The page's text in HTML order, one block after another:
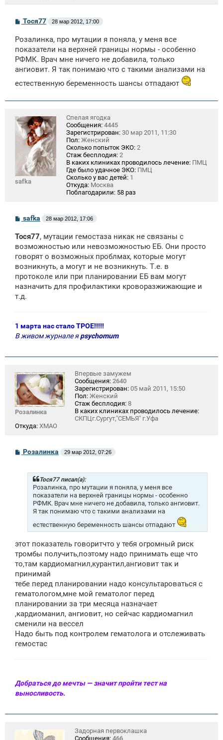
С
б
щ
е
н
и
Тося77 28 мар 2012, 17:00
Розалинка, про мутации я поняла, у меня все
показатели на верхней границы нормы - особенно
РФМК. Врач мне ничего не добавила, только
ангиовит. Я так понимаю что с такими анализами на
естественную беременность шансы отпадают
safka
Спелая ягодка
Сообщения: 4445
Зарегистрирован: 30 мар 2011, 11:30
Пол: Женский
Сколько попыток ЭКО: 2
Стаж бесплодия: 2
В каких клиниках проводилось лечение: ПМЦ
Где было удачное ЭКО: ПМЦ
Сколько у вас детей: 1
Откуда: Москва
Поблагодарили: 58 раз
С
б
щ
н
и
safka 28 мар 2012, 17:06
Тося77, мутации гемостаза никак не связаны с
возможностью или невозможностью ЕБ. Они просто
говорят о возможных проблмах, которые могут
возникнуть, а могут и не возникнуть. Т.е. в
протоколе или при планировании ЕБ вам могут
назначить для профилактики кроворазжижающие и
т.д.
1 марта нас стало ТРОЕ!!!!!
В живом журнале яpsychomum
Розалинка
Впервые замужем
Сообщения: 2640
Зарегистрирован: 05 май 2011, 15:50
Пол: Женский
Стаж бесплодия: 8
В каких клиниках проводилось лечение:
СКПЦг.Сургут,"СЕМЬЯ" г.Уфа
Откуда: ХМАО
СРозалинка 29 мар 2012, 07:26
Тося77 писал(а):
Розалинка, про мутации я поняла, у меня все
показатели на верхней границы нормы - особенно
РФМК. Врач мне ничего не добавила, только ангиовит.
Я так понимаю что с такими анализами на
естественную беременность шансы отпадают
этот показатель говоритчто у тебя огромный риск
тромбы получить,поэтому надо принимать еще что
то,там кардиомагнил,курантил,ангиовит так и
принимай
тебе перед планировании надо консультароваться с
гематологом,мне мой гематолог перед
планировании за три месяца назначает
,кардиоманил, ангиовит, но сейчас кардиомагнил
сменили на вессел
Надо быть под контролем гематолога и отслеживать
гемостас
Добраться до мечты — значит пройти тест на
выносливость.
Задорная первоклашка
Сообщения: 466